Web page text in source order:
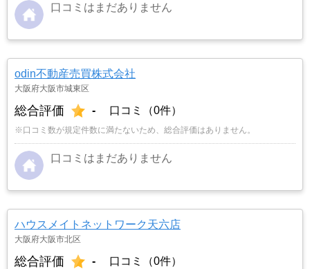
口コミはまだありません
odin不動産売買株式会社
大阪府大阪市城東区
総合評価 - 口コミ（0件）
※口コミ数が規定件数に満たないため、総合評価はありません。
口コミはまだありません
ハウスメイトネットワーク天六店
大阪府大阪市北区
総合評価 - 口コミ（0件）